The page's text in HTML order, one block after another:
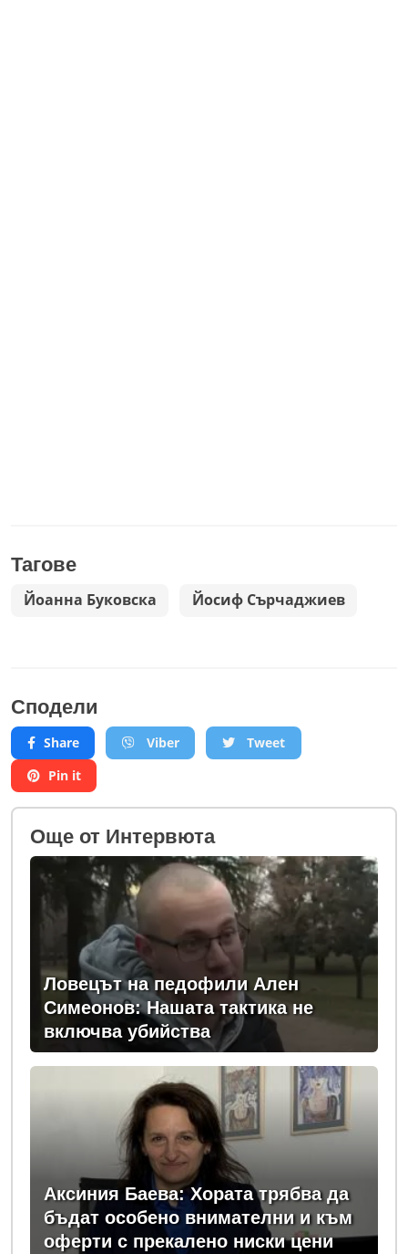
Тагове
Йоанна Буковска Йосиф Сърчаджиев
Сподели
Share Viber
Tweet
Pin it
Oще от Интервюта
Ловецът на педофили Ален
Симеонов: Нашата тактика не
включва убийства
Аксиния Баева: Хората трябва да
бъдат особено внимателни и към
оферти с прекалено ниски цени